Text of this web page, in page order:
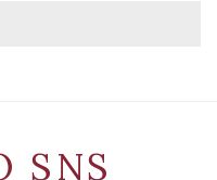
SNS